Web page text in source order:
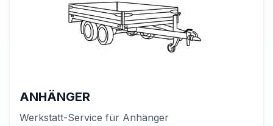
ANHÄNGER
Werkstatt-Service für Anhänger